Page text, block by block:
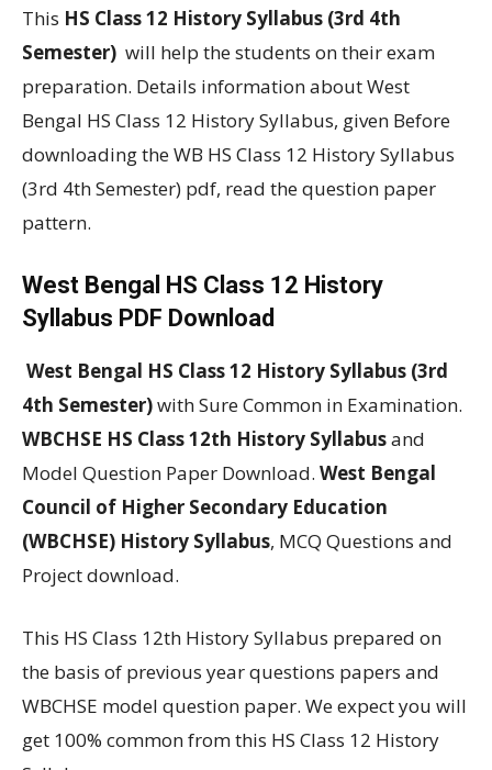
This HS Class 12 History Syllabus (3rd 4th
Semester) will help the students on their exam
preparation. Details information about West
Bengal HS Class 12 History Syllabus, given Before
downloading the WB HS Class 12 History Syllabus
(3rd 4th Semester) pdf, read the question paper
pattern.
West Bengal HS Class 12 History
Syllabus PDF Download
West Bengal HS Class 12 History Syllabus (3rd
4th Semester)with Sure Common in Examination.
WBCHSE HS Class 12th History Syllabusand
Model Question Paper Download. West Bengal
Council of Higher Secondary Education
(WBCHSE) History Syllabus, MCQ Questions and
Project download.
This HS Class 12th History Syllabus prepared on
the basis of previous year questions papers and
WBCHSE model question paper. We expect you will
get 100% common from this HS Class 12 History